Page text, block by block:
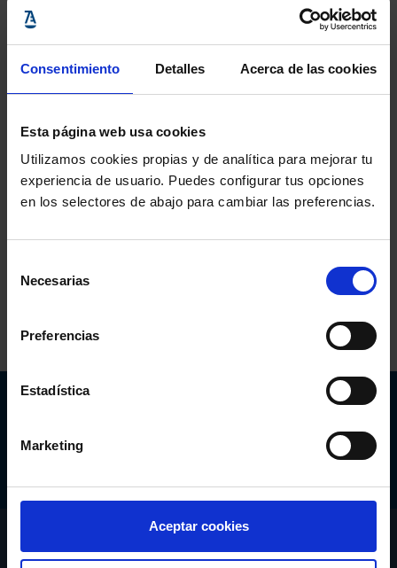
Consentimiento Detalles Acerca de las cookies
Esta página web usa cookies
Utilizamos cookies propias y de analítica para mejorar tu
experiencia de usuario. Puedes configurar tus opciones
en los selectores de abajo para cambiar las preferencias.
Necesarias
Preferencias
Estadística
Marketing
Aceptar cookies